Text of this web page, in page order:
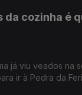
da cozinha é
já viu veados na
ir à Pedra da